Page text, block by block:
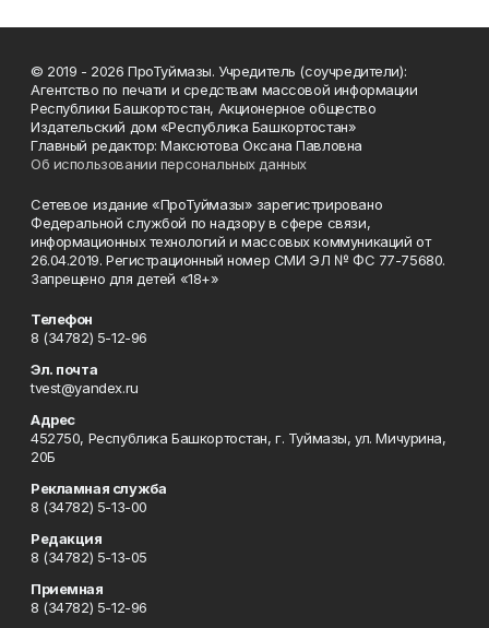
© 2019 - 2026 ПроТуймазы. Учредитель (соучредители):
Агентство по печати и средствам массовой информации
Республики Башкортостан, Акционерное общество
Издательский дом «Республика Башкортостан»
Главный редактор: Максютова Оксана Павловна
Об использовании персональных данных
Сетевое издание «ПроТуймазы» зарегистрировано
Федеральной службой по надзору в сфере связи,
информационных технологий и массовых коммуникаций от
26.04.2019. Регистрационный номер СМИ ЭЛ № ФС 77-75680.
Запрещено для детей «18+»
Телефон
8 (34782) 5-12-96
Эл. почта
tvest@yandex.ru
Адрес
452750, Республика Башкортостан, г. Туймазы, ул. Мичурина,
20Б
Рекламная служба
8 (34782) 5-13-00
Редакция
8 (34782) 5-13-05
Приемная
8 (34782) 5-12-96